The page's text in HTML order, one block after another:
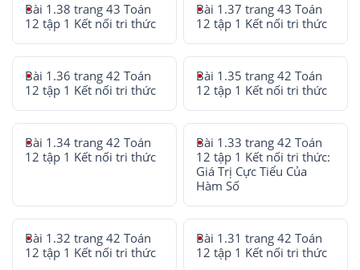
Bài 1.38 trang 43 Toán
12 tập 1 Kết nối tri thức
Bài 1.37 trang 43 Toán
12 tập 1 Kết nối tri thức
Bài 1.36 trang 42 Toán
12 tập 1 Kết nối tri thức
Bài 1.35 trang 42 Toán
12 tập 1 Kết nối tri thức
Bài 1.34 trang 42 Toán
12 tập 1 Kết nối tri thức
Bài 1.33 trang 42 Toán
12 tập 1 Kết nối tri thức:
Giá Trị Cực Tiểu Của
Hàm Số
Bài 1.32 trang 42 Toán
12 tập 1 Kết nối tri thức
Bài 1.31 trang 42 Toán
12 tập 1 Kết nối tri thức